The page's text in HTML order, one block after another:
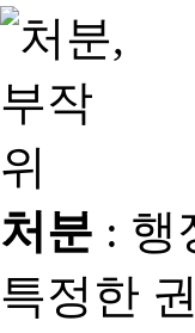
처분 : 행
특정한